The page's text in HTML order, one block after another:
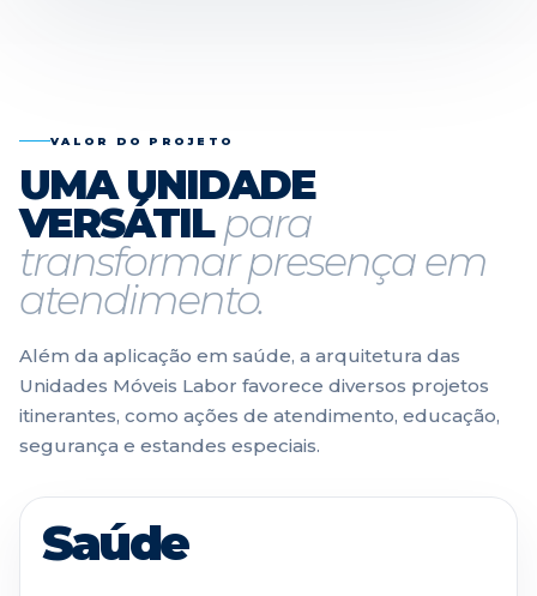
VALOR DO PROJETO
UMA UNIDADE
VERSÁTILpara
transformar presença em
atendimento.
Além da aplicação em saúde, a arquitetura das
Unidades Móveis Labor favorece diversos projetos
itinerantes, como ações de atendimento, educação,
segurança e estandes especiais.
Saúde